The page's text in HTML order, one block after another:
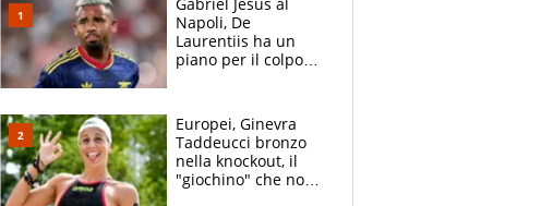
Gabriel Jesus al
Napoli, De
Laurentiis ha un
piano per il colpo
Lucca
Europei, Ginevra
Taddeucci bronzo
nella knockout, il
"giochino" che non